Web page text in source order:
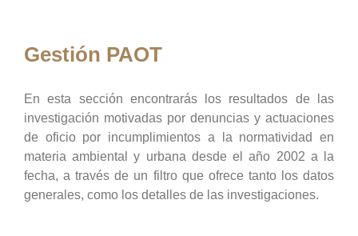
Gestión PAOT
En esta sección encontrarás los resultados de las
investigación motivadas por denuncias y actuaciones
de oficio por incumplimientos a la normatividad en
materia ambiental y urbana desde el año 2002 a la
fecha, a través de un filtro que ofrece tanto los datos
generales, como los detalles de las investigaciones.